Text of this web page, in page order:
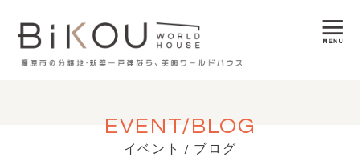
EVENT/BLOG
イベント / ブログ